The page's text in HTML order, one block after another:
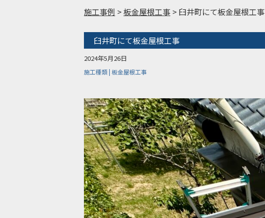
施工事例 >板金屋根工事 > 臼井町にて板金屋根工事
臼井町にて板金屋根工事
2024年5月26日
施工種類 | 板金屋根工事